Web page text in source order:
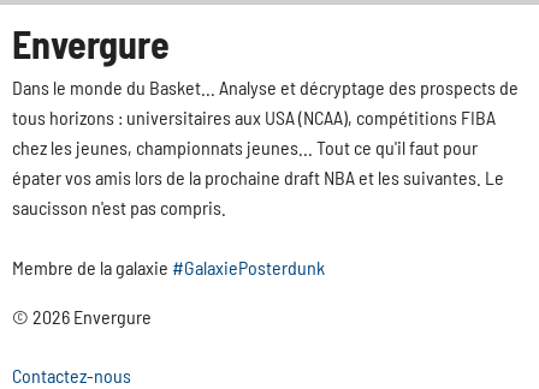
Envergure
Dans le monde du Basket... Analyse et décryptage des prospects de
tous horizons : universitaires aux USA (NCAA), compétitions FIBA
chez les jeunes, championnats jeunes... Tout ce qu'il faut pour
épater vos amis lors de la prochaine draft NBA et les suivantes. Le
saucisson n'est pas compris.
Membre de la galaxie #GalaxiePosterdunk
© 2026 Envergure
Contactez-nous